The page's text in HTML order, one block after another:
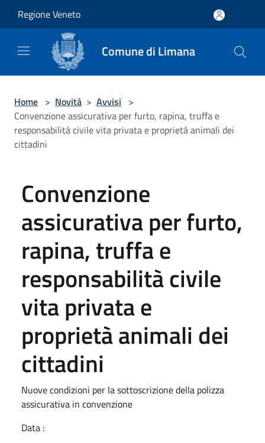
Regione Veneto
Comune di Limana
Home > Novità > Avvisi >
Convenzione assicurativa per furto, rapina, truffa e
responsabilità civile vita privata e proprietà animali dei
cittadini
Convenzione
assicurativa per furto,
rapina, truffa e
responsabilità civile
vita privata e
proprietà animali dei
cittadini
Nuove condizioni per la sottoscrizione della polizza
assicurativa in convenzione
Data :